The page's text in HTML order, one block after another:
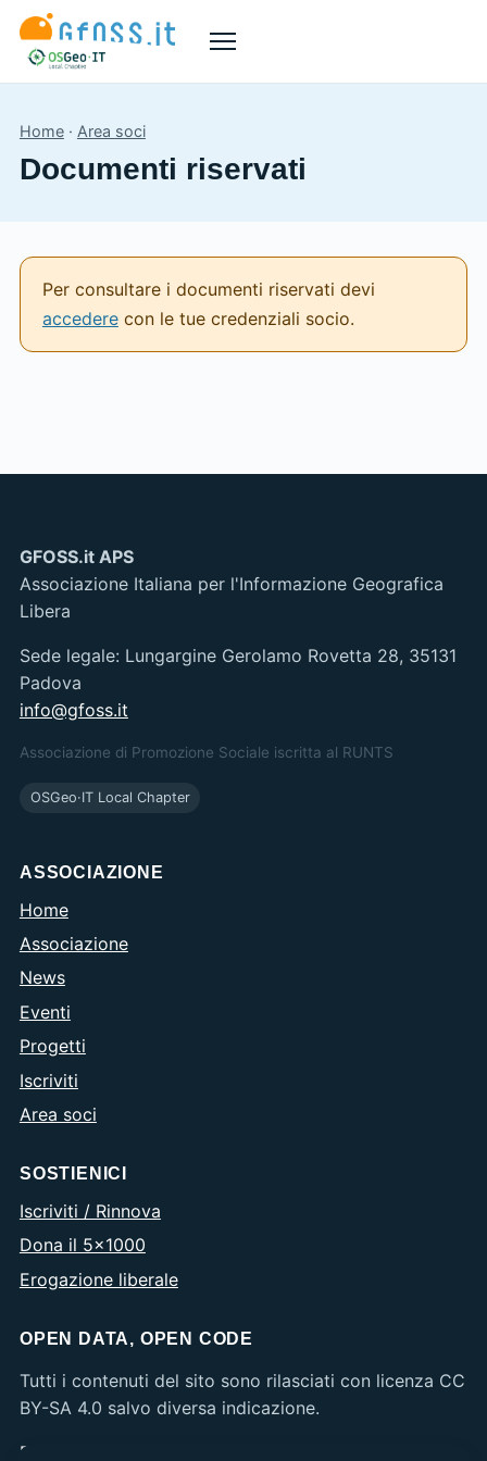
Menù
Home· Area soci
Documenti riservati
Per consultare i documenti riservati devi
accederecon le tue credenziali socio.
GFOSS.it APS
Associazione Italiana per l'Informazione Geografica
Libera
Sede legale: Lungargine Gerolamo Rovetta 28, 35131
Padova
info@gfoss.it
Associazione di Promozione Sociale iscritta al RUNTS
OSGeo·IT Local Chapter
ASSOCIAZIONE
Home
Associazione
News
Eventi
Progetti
Iscriviti
Area soci
SOSTIENICI
Iscriviti / Rinnova
Dona il 5×1000
Erogazione liberale
OPEN DATA, OPEN CODE
Tutti i contenuti del sito sono rilasciati con licenza CC
BY-SA 4.0 salvo diversa indicazione.
Privacy